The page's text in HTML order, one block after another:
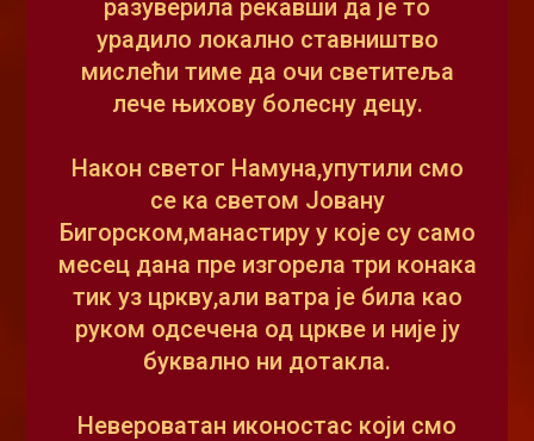
разуверила рекавши да је то
урадило локално ставништво
мислећи тиме да очи светитеља
лече њихову болесну децу.
Након светог Намуна,упутили смо
се ка светом Јовану
Бигорском,манастиру у које су само
месец дана пре изгорела три конака
тик уз цркву,али ватра је била као
руком одсечена од цркве и није ју
буквално ни дотакла.
Невероватан иконостас који смо